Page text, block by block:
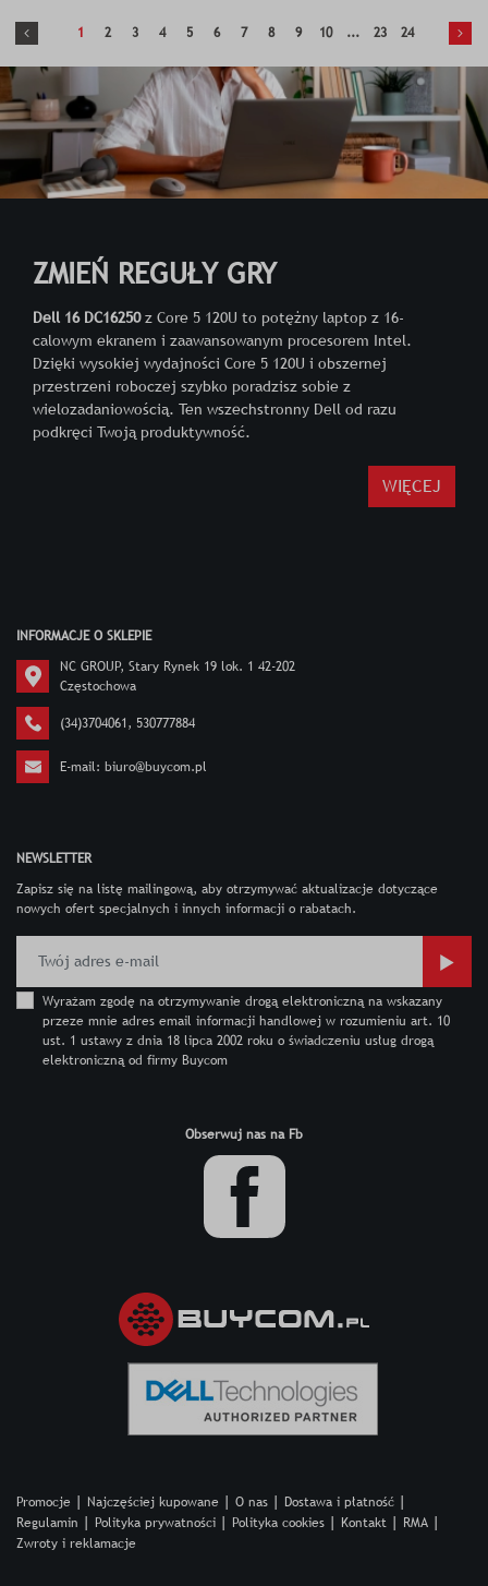
1 2 3 4 5 6 7 8 9 10 ... 23 24
ZMIEŃ REGUŁY GRY
Dell 16 DC16250z Core 5 120U to potężny laptop z 16-
calowym ekranem i zaawansowanym procesorem Intel.
Dzięki wysokiej wydajności Core 5 120U i obszernej
przestrzeni roboczej szybko poradzisz sobie z
wielozadaniowością. Ten wszechstronny Dell od razu
podkręci Twoją produktywność.
WIĘCEJ
INFORMACJE O SKLEPIE
NC GROUP, Stary Rynek 19 lok. 1 42-202
Częstochowa
(34)3704061 , 530777884
E-mail: biuro@buycom.pl
NEWSLETTER
Zapisz się na listę mailingową, aby otrzymywać aktualizacje dotyczące
nowych ofert specjalnych i innych informacji o rabatach.
Wyrażam zgodę na otrzymywanie drogą elektroniczną na wskazany
przeze mnie adres email informacji handlowej w rozumieniu art. 10
ust. 1 ustawy z dnia 18 lipca 2002 roku o świadczeniu usług drogą
elektroniczną od firmy Buycom
Obserwuj nas na Fb
Promocje Najczęściej kupowane O nas
Dostawa i płatność
Regulamin
Polityka prywatności Polityka cookies Kontakt
RMA
Zwroty i reklamacje